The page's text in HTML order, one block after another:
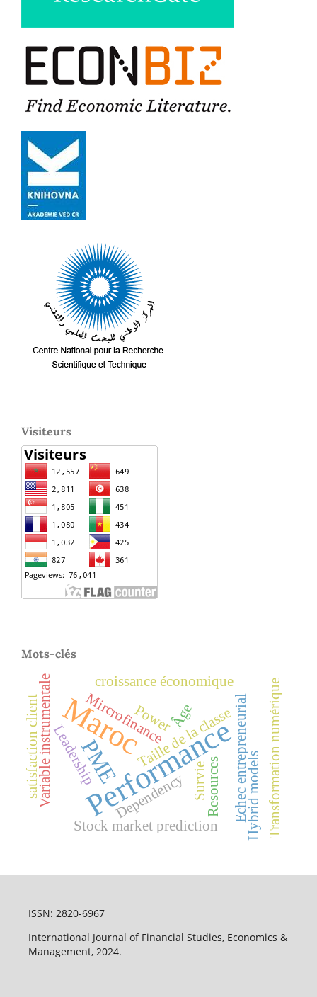
Visiteurs
Mots-clés
Maroc
Performance
PME Echec entrepreneurial
Taille de la classe
Variable instrumentale Survie
Mircrofinance
Leadership
croissance économique
Stock market prediction Hybrid models
Resources
satisfaction client Power
Dependency
Âge Transformation numérique
ISSN: 2820-6967
International Journal of Financial Studies, Economics &
Management, 2024.